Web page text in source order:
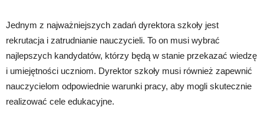
Jednym z najważniejszych zadań dyrektora szkoły jest
rekrutacja i zatrudnianie nauczycieli. To on musi wybrać
najlepszych kandydatów, którzy będą w stanie przekazać wiedzę
i umiejętności uczniom. Dyrektor szkoły musi również zapewnić
nauczycielom odpowiednie warunki pracy, aby mogli skutecznie
realizować cele edukacyjne.